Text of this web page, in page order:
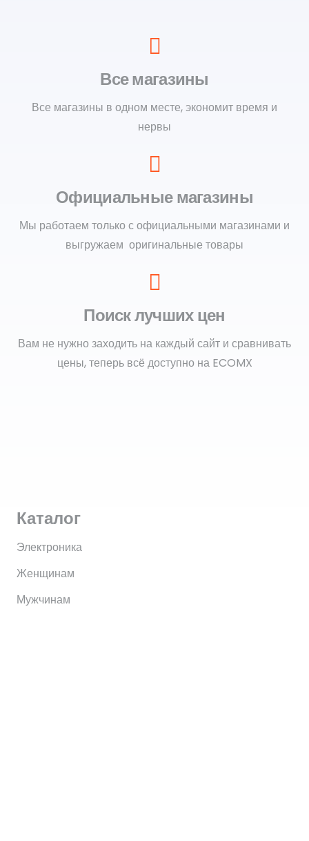
Все магазины
Все магазины в одном месте, экономит время и
нервы
Официальные магазины
Мы работаем только с официальными магазинами и
выгружаем оригинальные товары
Поиск лучших цен
Вам не нужно заходить на каждый сайт и сравнивать
цены, теперь всё доступно на ECOMX
Каталог
Электроника
Женщинам
Мужчинам